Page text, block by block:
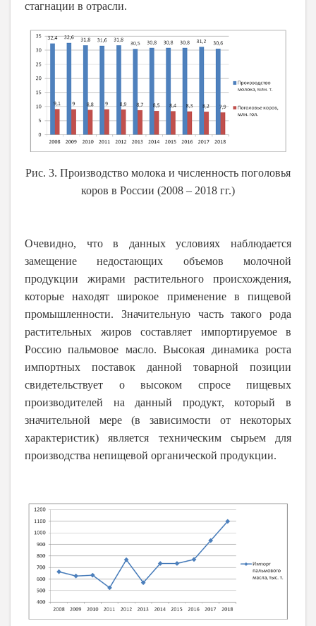
стагнации в отрасли.
Рис. 3. Производство молока и численность поголовья
коров в России (2008 – 2018 гг.)
Очевидно, что в данных условиях наблюдается
замещение недостающих объемов молочной
продукции жирами растительного происхождения,
которые находят широкое применение в пищевой
промышленности. Значительную часть такого рода
растительных жиров составляет импортируемое в
Россию пальмовое масло. Высокая динамика роста
импортных поставок данной товарной позиции
свидетельствует о высоком спросе пищевых
производителей на данный продукт, который в
значительной мере (в зависимости от некоторых
характеристик) является техническим сырьем для
производства непищевой органической продукции.